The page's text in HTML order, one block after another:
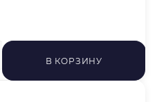
В КОРЗИНУ